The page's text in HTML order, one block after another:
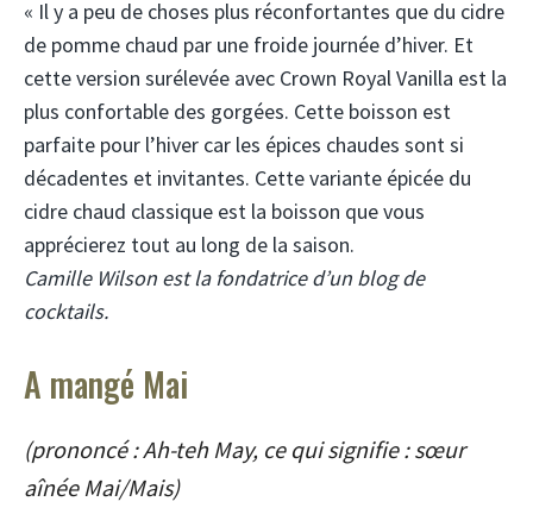
« Il y a peu de choses plus réconfortantes que du cidre
de pomme chaud par une froide journée d’hiver. Et
cette version surélevée avec Crown Royal Vanilla est la
plus confortable des gorgées. Cette boisson est
parfaite pour l’hiver car les épices chaudes sont si
décadentes et invitantes. Cette variante épicée du
cidre chaud classique est la boisson que vous
apprécierez tout au long de la saison.
Camille Wilson est la fondatrice d’un blog de
cocktails.
A mangé Mai
(prononcé : Ah-teh May, ce qui signifie : sœur
aînée Mai/Mais)